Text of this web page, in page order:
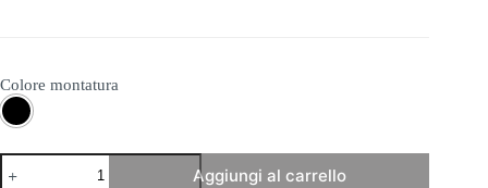
Colore montatura
Ophy
Aggiungi al carrello